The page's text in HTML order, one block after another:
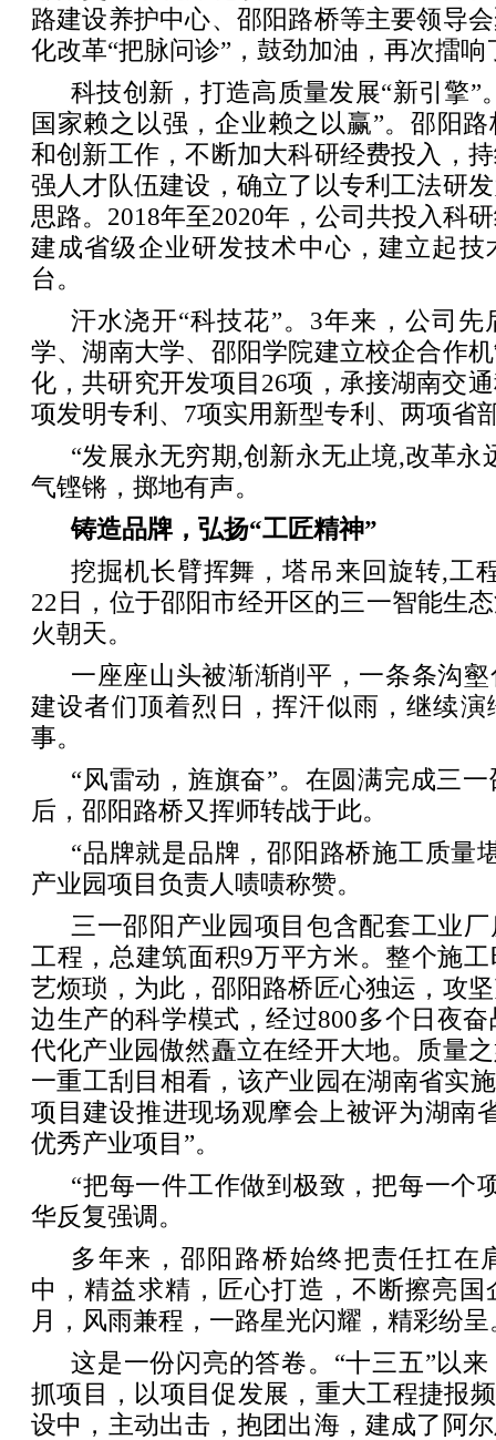
路建设养护中心、邵阳路桥等主要领导
化改革“把脉问诊”，鼓劲加油，再次擂
科技创新，打造高质量发展“新引擎”
国家赖之以强，企业赖之以赢”。邵阳
和创新工作，不断加大科研经费投入，
强人才队伍建设，确立了以专利工法研
思路。2018年至2020年，公司共投入科
建成省级企业研发技术中心，建立起技
台。
汗水浇开“科技花”。3年来，公司
学、湖南大学、邵阳学院建立校企合作
化，共研究开发项目26项，承接湖南交
项发明专利、7项实用新型专利、两项省
“发展永无穷期,创新永无止境,改革永
气铿锵，掷地有声。
铸造品牌，弘扬“工匠精神”
挖掘机长臂挥舞，塔吊来回旋转,
22日，位于邵阳市经开区的三一智能生
火朝天。
一座座山头被渐渐削平，一条条沟
建设者们顶着烈日，挥汗似雨，继续演
事。
“风雷动，旌旗奋”。在圆满完成三
后，邵阳路桥又挥师转战于此。
“品牌就是品牌，邵阳路桥施工质量
产业园项目负责人啧啧称赞。
三一邵阳产业园项目包含配套工业
工程，总建筑面积9万平方米。整个施
艺烦琐，为此，邵阳路桥匠心独运，攻
边生产的科学模式，经过800多个日夜
代化产业园傲然矗立在经开大地。质量
一重工刮目相看，该产业园在湖南省实
项目建设推进现场观摩会上被评为湖南
优秀产业项目”。
“把每一件工作做到极致，把每一个
华反复强调。
多年来，邵阳路桥始终把责任扛在
中，精益求精，匠心打造，不断擦亮国
月，风雨兼程，一路星光闪耀，精彩纷呈
这是一份闪亮的答卷。“十三五”以
抓项目，以项目促发展，重大工程捷报
设中，主动出击，抱团出海，建成了阿